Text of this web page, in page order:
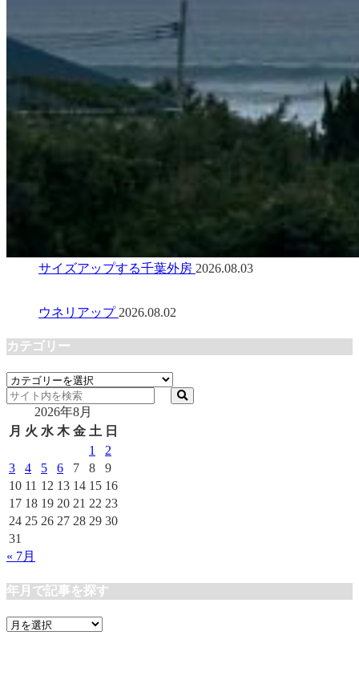
サイズアップする千葉外房 2026.08.03
ウネリアップ 2026.08.02
カテゴリー
カ
テ
リ
2026年8月
月 火 水 木 金 土 日
1
2
3
4 5 6 7 8
9
10 11 12 13 14 15 16
17 18 19 20 21 22 23
24 25 26 27 28 29 30
31
« 7月
年月で記事を探す
年